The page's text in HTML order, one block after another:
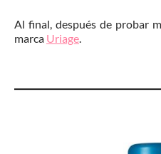
Al final, después de probar
marca Uriage.